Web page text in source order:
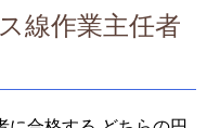
線作業主任者